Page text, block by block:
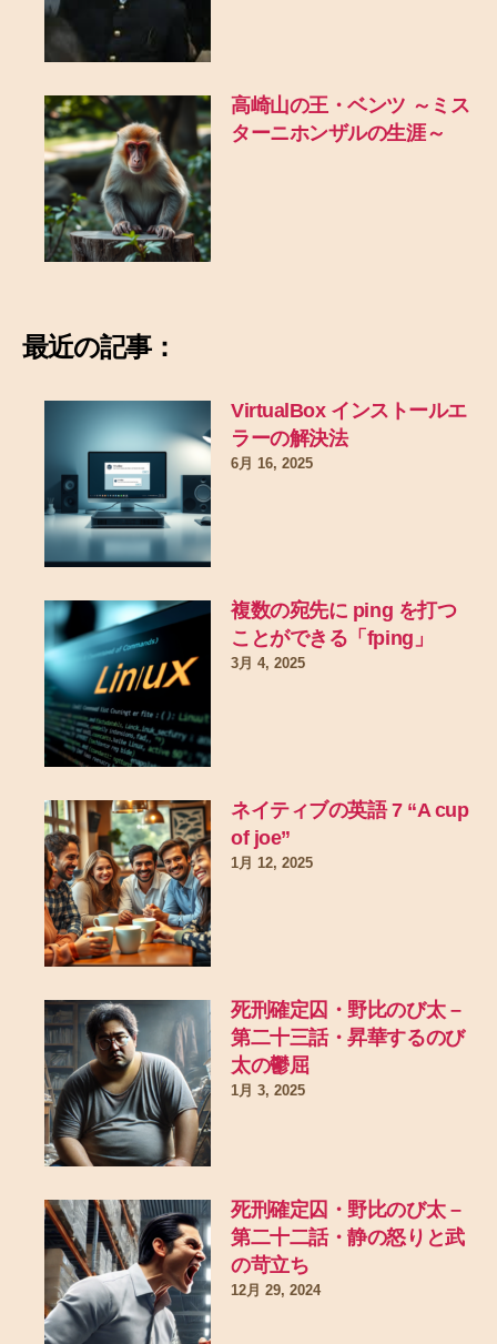
高崎山の王・ベンツ ～ミス
ターニホンザルの生涯～
最近の記事：
VirtualBox インストールエ
ラーの解決法
6月 16, 2025
複数の宛先に ping を打つ
ことができる「fping」
3月 4, 2025
ネイティブの英語 7 “A cup
of joe”
1月 12, 2025
死刑確定囚・野比のび太 –
第二十三話・昇華するのび
太の鬱屈
1月 3, 2025
死刑確定囚・野比のび太 –
第二十二話・静の怒りと武
の苛立ち
12月 29, 2024